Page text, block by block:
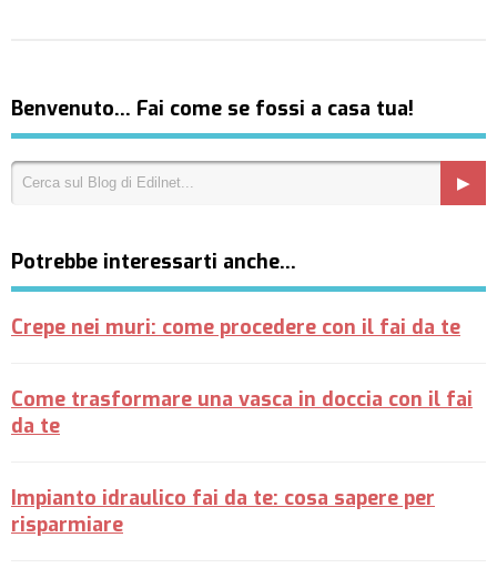
Benvenuto… Fai come se fossi a casa tua!
Potrebbe interessarti anche…
Crepe nei muri: come procedere con il fai da te
Come trasformare una vasca in doccia con il fai
da te
Impianto idraulico fai da te: cosa sapere per
risparmiare